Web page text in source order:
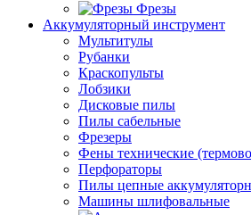
Фрезы
Аккумуляторный инструмент
Мультитулы
Рубанки
Краскопульты
Лобзики
Дисковые пилы
Пилы сабельные
Фрезеры
Фены технические
Перфораторы
Пилы цепные
Машины шлифовальные